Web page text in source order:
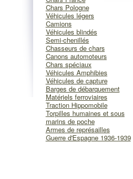
Chars Pologne
Véhicules légers
Camions
Véhicules blindés
Semi-chenillés
Chasseurs de chars
Canons automoteurs
Chars spéciaux
Véhicules Amphibies
Véhicules de capture
Barges de débarquement
Matériels ferroviaires
Traction Hippomobile
Torpilles humaines et sous
marins de poche
Armes de représailles
Guerre d'Espagne 1936-1939